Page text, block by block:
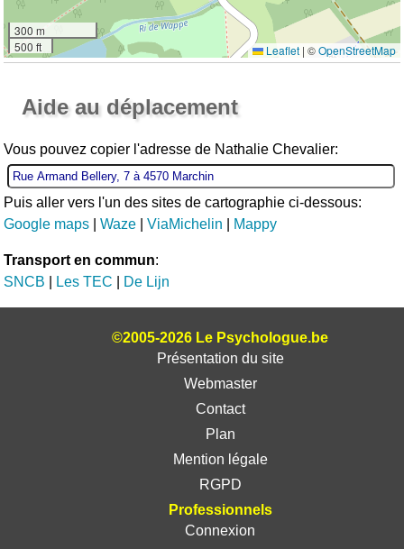
300 m
500 ft
Leaflet | ©OpenStreetMap
Aide au déplacement
Vous pouvez copier l'adresse de Nathalie Chevalier:
Puis aller vers l'un des sites de cartographie ci-dessous:
Google maps |Waze |ViaMichelin Mappy
Transport en commun:
SNCB
Les TEC De Lijn
©2005-2026 Le Psychologue.be
Présentation du site
Webmaster
Contact
Plan
Mention légale
RGPD
Professionnels
Connexion